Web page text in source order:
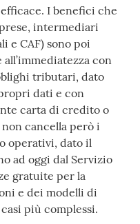
I benefici che
intermediari
e CAF) sono poi
con
tributari, dato
dati e con
carta di credito o
cancella però i
operativi, dato il
ad oggi dal Servizio
gratuite per la
e dei modelli di
più complessi.